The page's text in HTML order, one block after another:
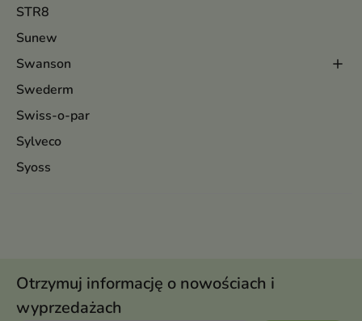
STR8
Sunew
Swanson
Swederm
Swiss-o-par
Sylveco
Syoss
Otrzymuj informację o nowościach i
wyprzedażach